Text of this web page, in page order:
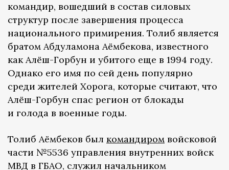
командир, вошедший в состав силовых
структур после завершения процесса
национального примирения. Толиб является
братом Абдуламона Аёмбекова, известного
как Алёш-Горбун и убитого еще в 1994 году.
Однако его имя по сей день популярно
среди жителей Хорога, которые считают, что
Алёш-Горбун спас регион от блокады
и голода в военные годы.
Толиб Аёмбеков был командиром войсковой
части №5536 управления внутренних войск
МВД в ГБАО, служил начальником